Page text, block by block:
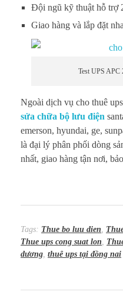
Đội ngũ kỹ thuật hỗ trợ
Giao hàng và lắp đặt
Test UPS
Ngoài dịch vụ cho thuê
sửa chữa bộ lưu điện
emerson, hyundai, ge,
là đại lý phân phối dòng
nhất, giao hàng tận nơi,
Tags: Thue bo luu dien,
Thue ups cong suat lon,
dương, thuê ups tại đồng nai